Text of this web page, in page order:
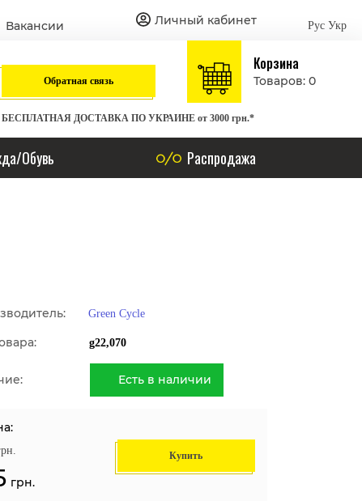
Вакансии Личный кабинет Рус Укр
Обратная связь
Корзина
Товаров: 0
БЕСПЛАТНАЯ ДОСТАВКА ПО УКРАИНЕ от 3000 грн.*
Обувь Распродажа
Green Cycle
g22,070
Есть в наличии
грн.
Купить